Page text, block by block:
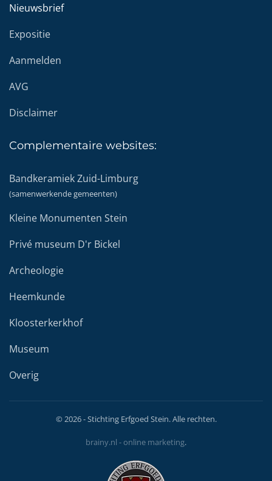
Nieuwsbrief
Expositie
Aanmelden
AVG
Disclaimer
Complementaire websites:
Bandkeramiek Zuid-Limburg
(samenwerkende gemeenten)
Kleine Monumenten Stein
Privé museum D'r Bickel
Archeologie
Heemkunde
Kloosterkerkhof
Museum
Overig
©2026- Stichting Erfgoed Stein. Alle rechten.
brainy.nl - online marketing.